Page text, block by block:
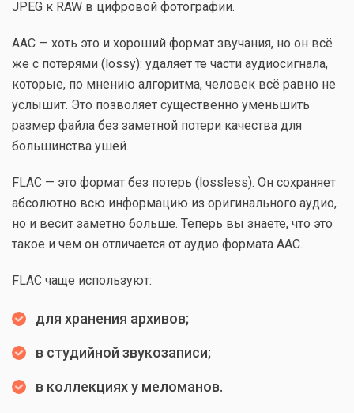
JPEG к RAW в цифровой фотографии.
AAC — хоть это и хороший формат звучания, но он всё
же с потерями (lossy): удаляет те части аудиосигнала,
которые, по мнению алгоритма, человек всё равно не
услышит. Это позволяет существенно уменьшить
размер файла без заметной потери качества для
большинства ушей.
FLAC — это формат без потерь (lossless). Он сохраняет
абсолютно всю информацию из оригинального аудио,
но и весит заметно больше. Теперь вы знаете, что это
такое и чем он отличается от аудио формата ААС.
FLAC чаще используют:
для хранения архивов;
в студийной звукозаписи;
в коллекциях у меломанов.